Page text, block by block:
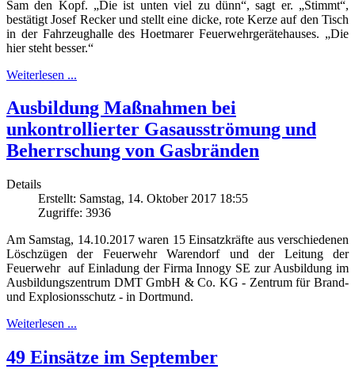
Sam den Kopf. „Die ist unten viel zu dünn“, sagt er. „Stimmt“,
bestätigt Josef Recker und stellt eine dicke, rote Kerze auf den Tisch
in der Fahrzeughalle des Hoetmarer Feuerwehrgerätehauses. „Die
hier steht besser.“
Weiterlesen ...
Ausbildung Maßnahmen bei
unkontrollierter Gasausströmung und
Beherrschung von Gasbränden
Details
Erstellt: Samstag, 14. Oktober 2017 18:55
Zugriffe: 3936
Am Samstag, 14.10.2017 waren 15 Einsatzkräfte aus verschiedenen
Löschzügen der Feuerwehr Warendorf und der Leitung der
Feuerwehr auf Einladung der Firma Innogy SE zur Ausbildung im
Ausbildungszentrum DMT GmbH & Co. KG - Zentrum für Brand-
und Explosionsschutz - in Dortmund.
Weiterlesen ...
49 Einsätze im September